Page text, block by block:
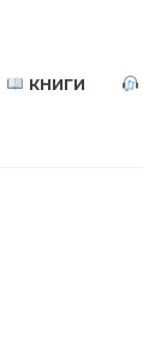
КНИГИ